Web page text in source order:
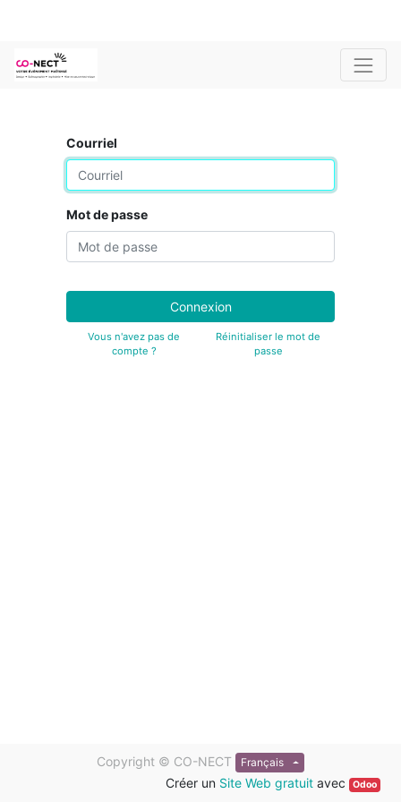
Courriel
Mot de passe
Connexion
Vous n'avez pas de
compte ?
Réinitialiser le mot de
passe
Copyright © CO-NECT Français
Créer un Site Web gratuitavec Odoo